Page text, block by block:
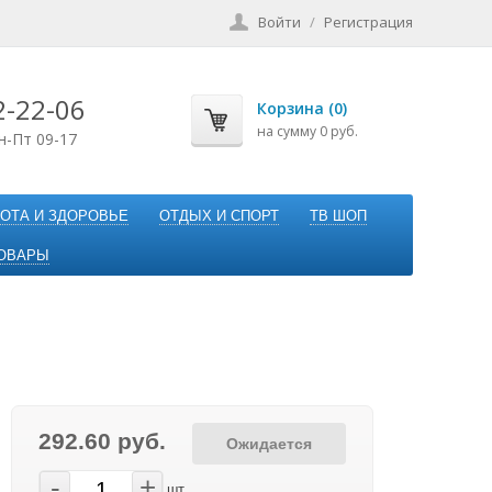
Войти / Регистрация
22-06
Пт 09-17
Корзина (0)
на сумму 0 руб.
И ЗДОРОВЬЕ ОТДЫХ И СПОРТ ТВ ШОП
292.60 руб. Ожидается